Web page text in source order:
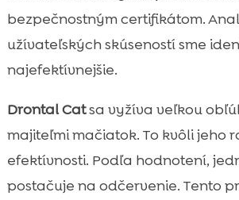
bezpečnostným certifikátom.
užívateľských skúseností sme
najefektívnejšie.
Drontal Catsa vyžíva veľkou
majiteľmi mačiatok. To kvôli jeho
efektívnosti. Podľa hodnotení,
postačuje na odčervenie. Tento